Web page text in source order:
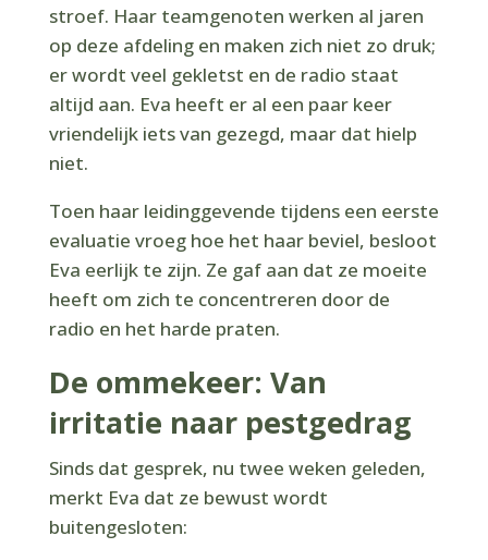
stroef. Haar teamgenoten werken al jaren
op deze afdeling en maken zich niet zo druk;
er wordt veel gekletst en de radio staat
altijd aan. Eva heeft er al een paar keer
vriendelijk iets van gezegd, maar dat hielp
niet.
Toen haar leidinggevende tijdens een eerste
evaluatie vroeg hoe het haar beviel, besloot
Eva eerlijk te zijn. Ze gaf aan dat ze moeite
heeft om zich te concentreren door de
radio en het harde praten.
De ommekeer: Van
irritatie naar pestgedrag
Sinds dat gesprek, nu twee weken geleden,
merkt Eva dat ze bewust wordt
buitengesloten: